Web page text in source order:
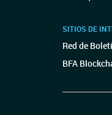
SITIOS DE
Red de
BFA